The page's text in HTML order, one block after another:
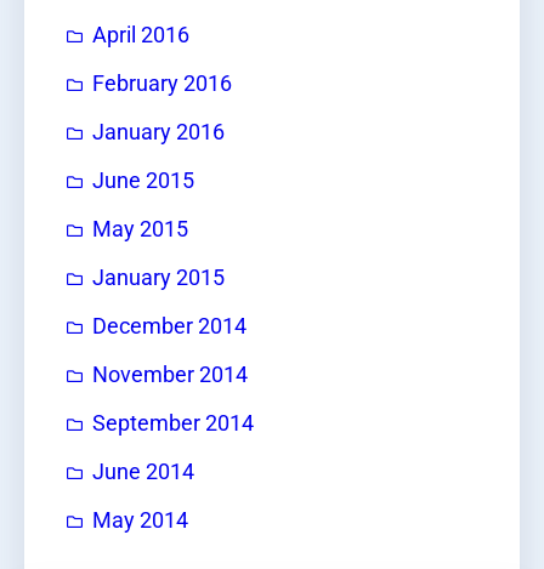
April 2016
February 2016
January 2016
June 2015
May 2015
January 2015
December 2014
November 2014
September 2014
June 2014
May 2014